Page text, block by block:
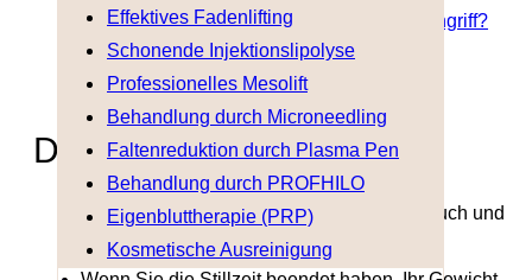
Effektives Fadenlifting
Schonende Injektionslipolyse
Professionelles Mesolift
Behandlung durch Microneedling
Faltenreduktion durch Plasma Pen
Behandlung durch PROFHILO
Eigenbluttherapie (PRP)
Kosmetische Ausreinigung
Wann ist der richtige Zeitpunkt für einen Eingriff?
Welche Eingriffe kommen infrage?
Fazit
Das Wichtigste in Kürze
Eine Schwangerschaft verändert Brust, Bauch und
Haut nachhaltig.